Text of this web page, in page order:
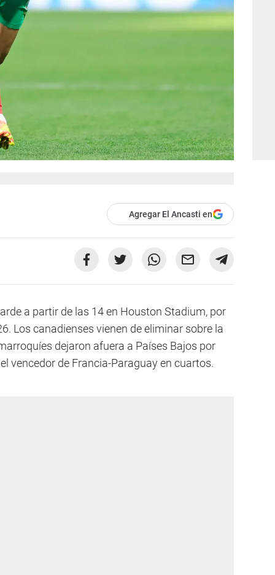
Agregar El Ancasti en
a partir de las 14 en Houston Stadium, por
Los canadienses vienen de eliminar sobre la
dejaron afuera a Países Bajos por
vencedor de Francia-Paraguay en cuartos.